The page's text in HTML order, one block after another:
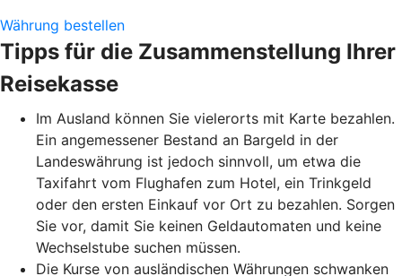
Währung bestellen
Tipps für die Zusammenstellung Ihrer
Reisekasse
Im Ausland können Sie vielerorts mit Karte bezahlen.
Ein angemessener Bestand an Bargeld in der
Landeswährung ist jedoch sinnvoll, um etwa die
Taxifahrt vom Flughafen zum Hotel, ein Trinkgeld
oder den ersten Einkauf vor Ort zu bezahlen. Sorgen
Sie vor, damit Sie keinen Geldautomaten und keine
Wechselstube suchen müssen.
Die Kurse von ausländischen Währungen schwanken